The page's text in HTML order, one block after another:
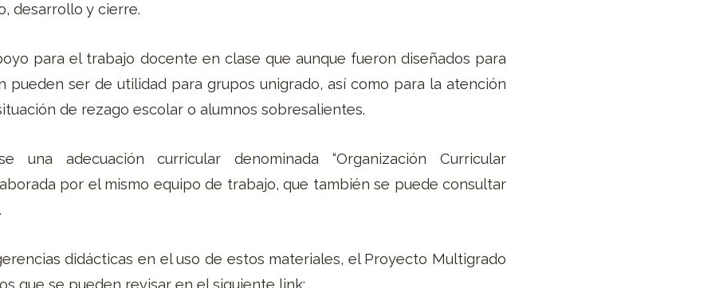
desarrollo y cierre.
para el trabajo docente en clase que aunque fueron diseñados para
pueden ser de utilidad para grupos unigrado, así como para la atención
de rezago escolar o alumnos sobresalientes.
una adecuación curricular denominada “Organización Curricular
por el mismo equipo de trabajo, que también se puede consultar
didácticas en el uso de estos materiales, el Proyecto Multigrado
que se pueden revisar en el siguiente link: